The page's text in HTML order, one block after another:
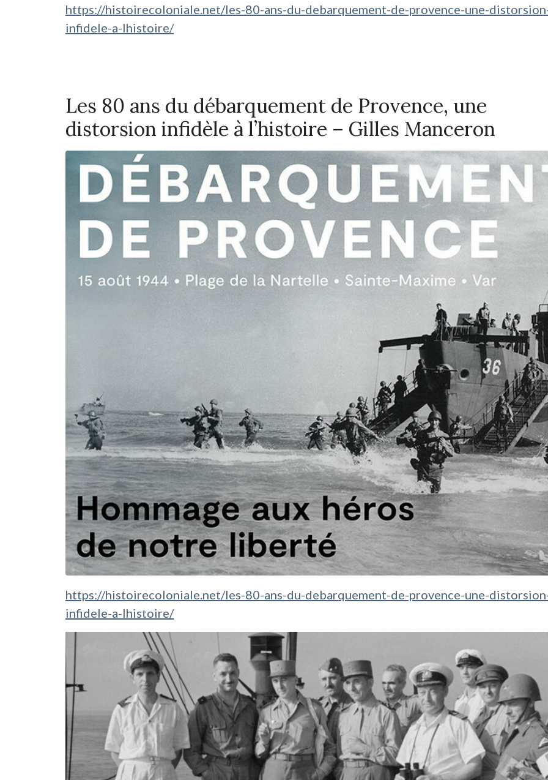
https://histoirecoloniale.net/les-80-ans-du-debarquement-de-provence-une-
infidele-a-lhistoire/
Les 80 ans du débarquement de Provence, une
distorsion infidèle à l’histoire – Gilles Manceron
https://histoirecoloniale.net/les-80-ans-du-debarquement-de-provence-une-
infidele-a-lhistoire/